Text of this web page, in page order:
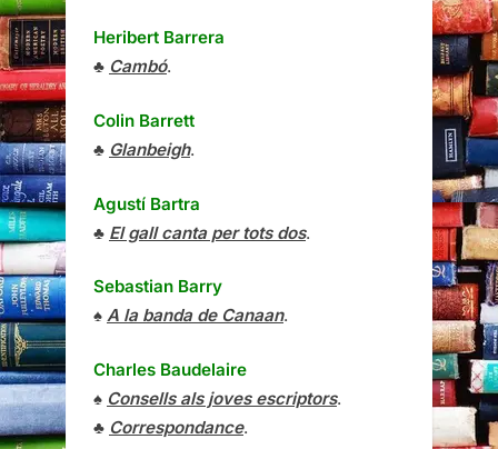
Heribert Barrera
♣ Cambó.
Colin Barrett
♣ Glanbeigh.
Agustí Bartra
♣ El gall canta per tots dos.
Sebastian Barry
♠ A la banda de Canaan.
Charles Baudelaire
♠ Consells als joves escriptors.
♣ Correspondance.